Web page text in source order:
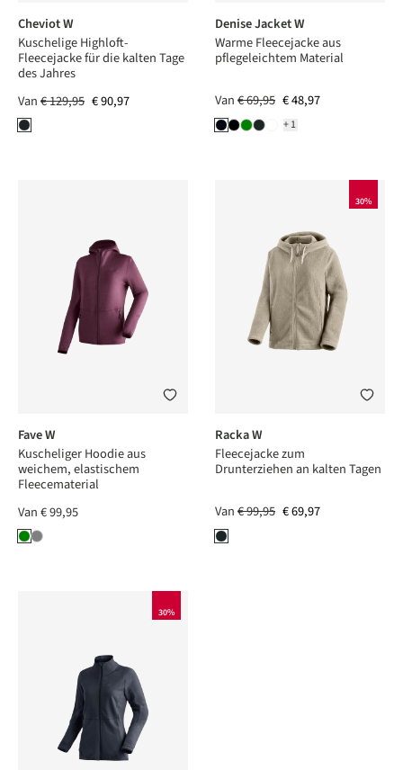
Cheviot W
Kuschelige Highloft-
Fleecejacke für die kalten Tage
des Jahres
Van€ 129,95 € 90,97
+1
Denise Jacket W
Warme Fleecejacke aus
pflegeleichtem Material
Van€ 69,95 € 48,97
Fave W
Kuscheliger Hoodie aus
weichem, elastischem
Fleecematerial
Van€ 99,95
30%
Racka W
Fleecejacke zum
Drunterziehen an kalten Tagen
Van€ 99,95 € 69,97
30%